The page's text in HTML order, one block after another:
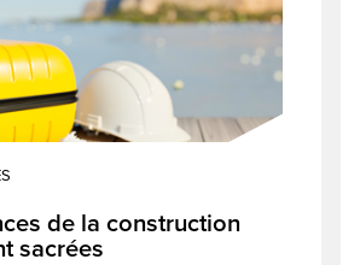
de la construction
sacrées